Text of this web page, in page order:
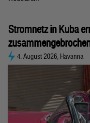
Stromnetz in Kuba
4. August 2026, Havanna